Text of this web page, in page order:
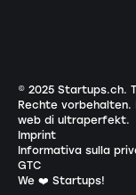
© 2025 Startups.ch.
Rechte vorbehalten.
web di ultraperfekt.
Imprint
Informativa sulla
GTC
We ❤️ Startups!